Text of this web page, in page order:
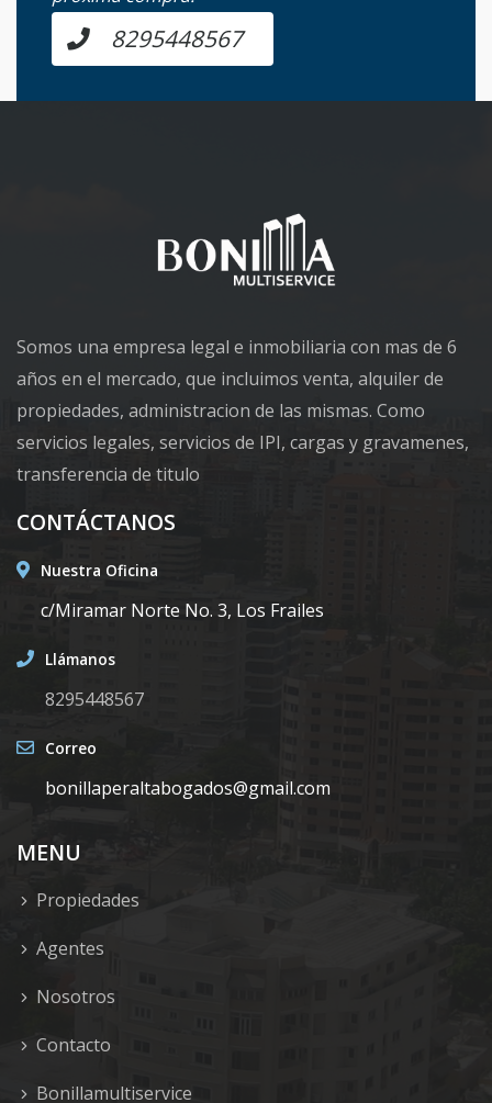
8295448567
Somos una empresa legal e inmobiliaria con mas de 6
años en el mercado, que incluimos venta, alquiler de
propiedades, administracion de las mismas. Como
servicios legales, servicios de IPI, cargas y gravamenes,
transferencia de titulo
CONTÁCTANOS
Nuestra Oficina
c/Miramar Norte No. 3, Los Frailes
Llámanos
8295448567
Correo
bonillaperaltabogados@gmail.com
MENU
Propiedades
Agentes
Nosotros
Contacto
Bonillamultiservice